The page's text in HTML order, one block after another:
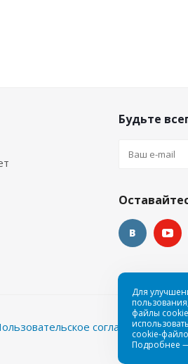
Будьте
соглашение
Для
файлы
cookie-
Подробнее